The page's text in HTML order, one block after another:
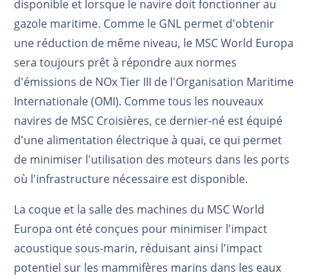
disponible et lorsque le navire doit fonctionner au
gazole maritime. Comme le GNL permet d'obtenir
une réduction de même niveau, le MSC World Europa
sera toujours prêt à répondre aux normes
d'émissions de NOx Tier III de l'Organisation Maritime
Internationale (OMI). Comme tous les nouveaux
navires de MSC Croisières, ce dernier-né est équipé
d'une alimentation électrique à quai, ce qui permet
de minimiser l'utilisation des moteurs dans les ports
où l'infrastructure nécessaire est disponible.
La coque et la salle des machines du MSC World
Europa ont été conçues pour minimiser l'impact
acoustique sous-marin, réduisant ainsi l'impact
potentiel sur les mammifères marins dans les eaux